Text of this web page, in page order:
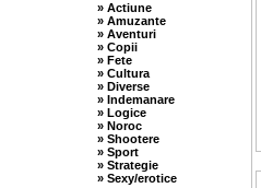
» Actiune
» Amuzante
» Aventuri
» Copii
» Fete
» Cultura
» Diverse
» Indemanare
» Logice
» Noroc
» Shootere
» Sport
» Strategie
» Sexy/erotice